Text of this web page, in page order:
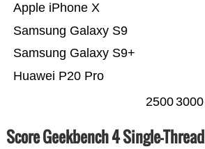
Huawei P20 Pro
Samsung Galaxy S9+
Samsung Galaxy S9
Apple iPhone X
25003000
Score Geekbench 4 Single-Thread